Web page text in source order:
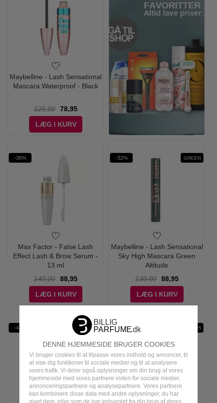
DENNE HJEMMESIDE BRUGER COOKIES
Vi bruger cookies til at tilpasse vores indhold og annoncer, til
at vise dig funktioner til sociale medier og til at analysere
vores trafik. Vi deler også oplysninger om din brug af vores
hjemmeside med vores partnere inden for sociale medier,
annonceringspartnere og analysepartnere. Vores partnere
kan kombinere disse data med andre oplysninger, du har
givet dem, eller som de har indsamlet fra din brug af deres
Maybelline - Lash Sensational
Mascara Waterproof - Black
125,00
78,95
LÆG I KURV
-36%
Max Factor - False Lash
Effect Lash & Brow Serum -
13 ml
140,00
88,95
LÆG I KURV
-32% GREEN
Maybelline - Lash Sensational
Sky High Mascara Green
Altitude
130,00
88,95
LÆG I KURV
-43% WOW PRIS -29% VÆRDI 1295